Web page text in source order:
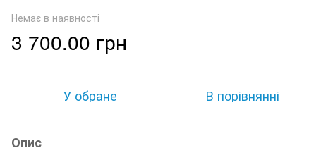
Немає в наявності
3 700.00 грн
У обране В порівнянні
Опис